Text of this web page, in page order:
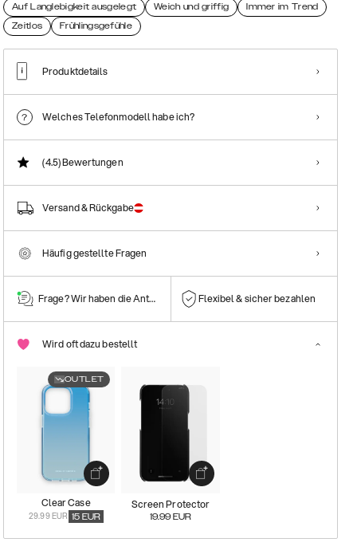
Auf Langlebigkeit ausgelegt
Weich und griffig
Immer im Trend
Zeitlos
Frühlingsgefühle
Produktdetails
Welches Telefonmodell habe ich?
(4.5)Bewertungen
Versand & Rückgabe
Häufig gestellte Fragen
Frage? Wir haben die Antwort! Flexibel & sicher bezahlen
Wird oft dazu bestellt
OUTLET
Clear Case
29.99 EUR 15 EUR
Screen Protector
19.99 EUR